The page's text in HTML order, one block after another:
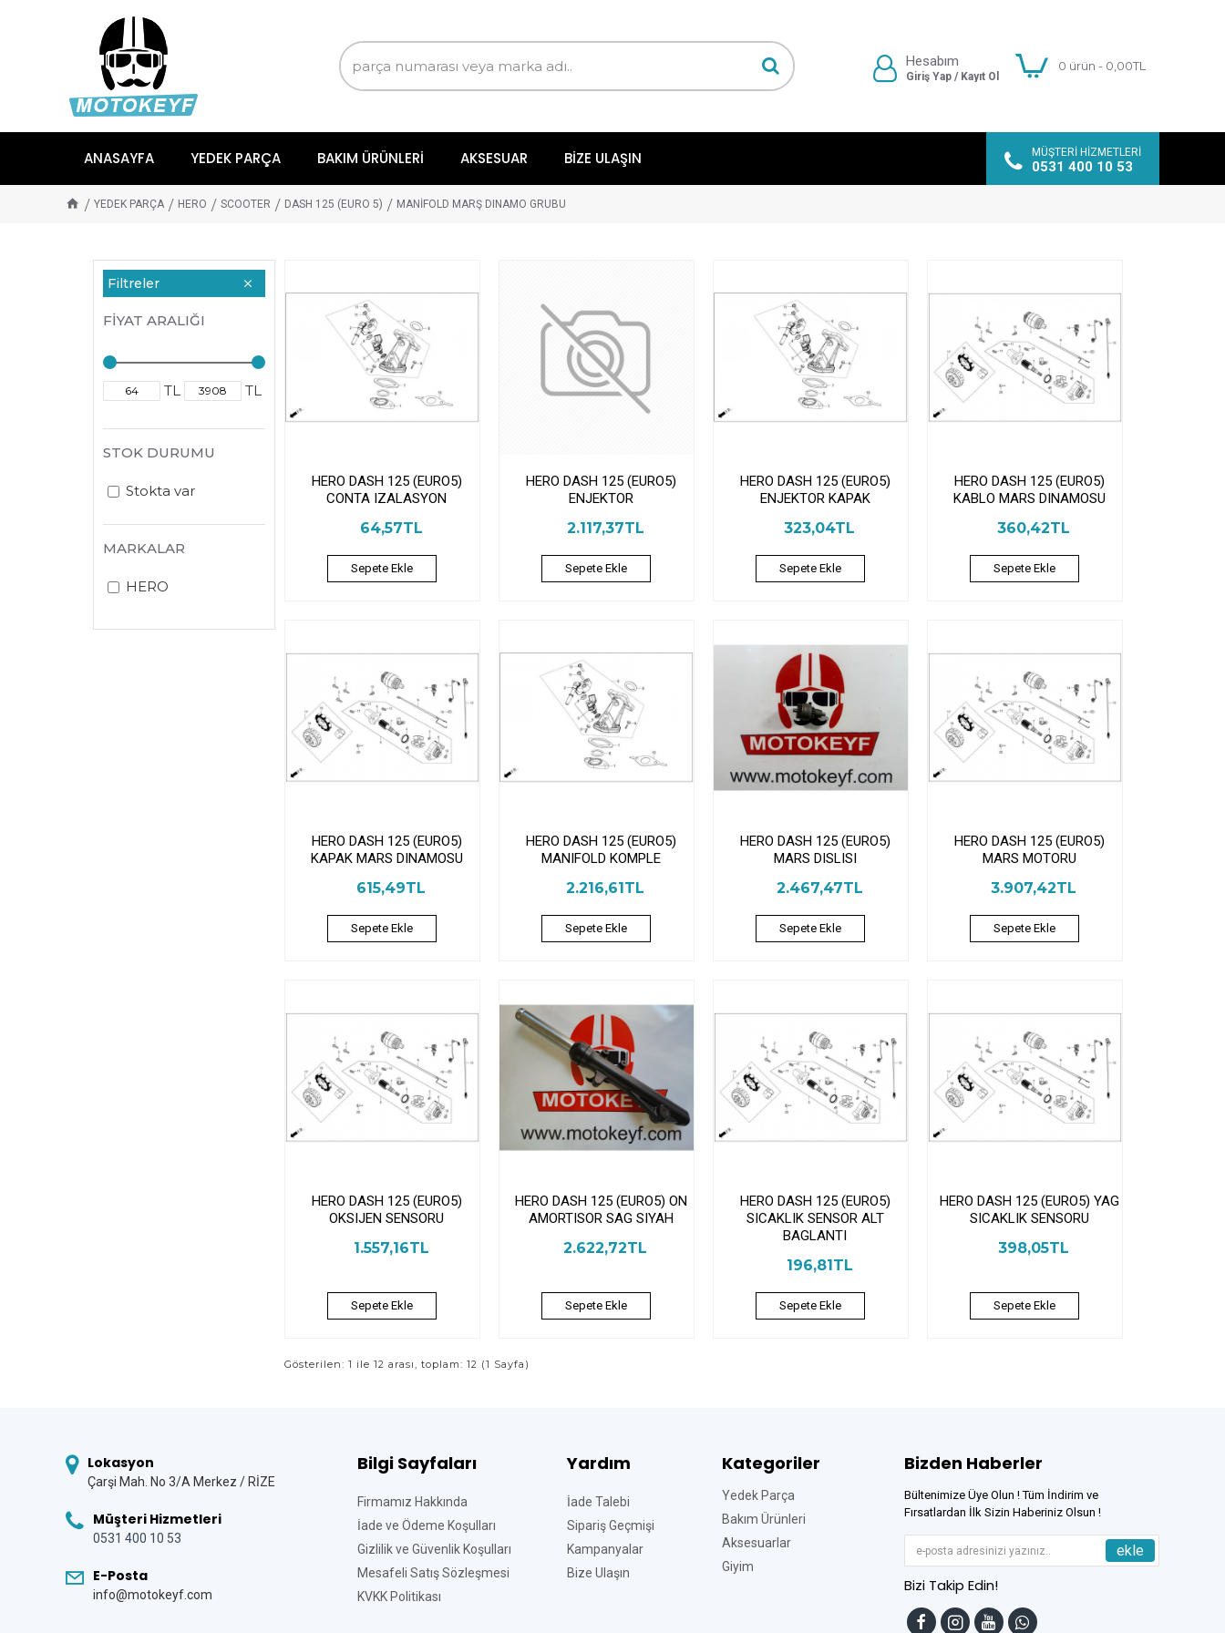
Hesabım
Giriş Yap / Kayıt Ol
0 ürün - 0,00TL
ANASAYFA YEDEK PARÇA BAKIM ÜRÜNLERI AKSESUAR BIZE ULAŞIN MÜŞTERI HIZMETLERI
0531 400 10 53
YEDEK PARÇA HERO SCOOTER DASH 125 (EURO 5) MANİFOLD MARŞ DINAMO GRUBU
Filtreler
FIYAT ARALIĞI
TL TL
MARKALAR
HERO
STOK DURUMU
Stokta var
HERO DASH 125 (EURO5)
CONTA IZALASYON
64,57TL
Sepete Ekle
HERO DASH 125 (EURO5)
ENJEKTOR
2.117,37TL
Sepete Ekle
HERO DASH 125 (EURO5)
ENJEKTOR KAPAK
323,04TL
Sepete Ekle
HERO DASH 125 (EURO5)
KABLO MARS DINAMOSU
360,42TL
Sepete Ekle
HERO DASH 125 (EURO5)
KAPAK MARS DINAMOSU
615,49TL
Sepete Ekle
HERO DASH 125 (EURO5)
MANIFOLD KOMPLE
2.216,61TL
Sepete Ekle
HERO DASH 125 (EURO5)
MARS DISLISI
2.467,47TL
Sepete Ekle
HERO DASH 125 (EURO5)
MARS MOTORU
3.907,42TL
Sepete Ekle
HERO DASH 125 (EURO5)
OKSIJEN SENSORU
1.557,16TL
Sepete Ekle
HERO DASH 125 (EURO5) ON
AMORTISOR SAG SIYAH
2.622,72TL
Sepete Ekle
HERO DASH 125 (EURO5)
SICAKLIK SENSOR ALT
BAGLANTI
196,81TL
Sepete Ekle
HERO DASH 125 (EURO5) YAG
SICAKLIK SENSORU
398,05TL
Sepete Ekle
Gösterilen: 1 ile 12 arası, toplam: 12 (1 Sayfa)
Lokasyon
Çarşi Mah. No 3/A Merkez / RİZE
Müşteri Hizmetleri
0531 400 10 53
E-Posta
info@motokeyf.com
Bilgi Sayfaları
Firmamız Hakkında
İade ve Ödeme Koşulları
Gizlilik ve Güvenlik Koşulları
Mesafeli Satış Sözleşmesi
KVKK Politikası
Yardım
İade Talebi
Sipariş Geçmişi
Kampanyalar
Bize Ulaşın
Kategoriler
Yedek Parça
Bakım Ürünleri
Aksesuarlar
Giyim
Bizden Haberler
Bültenimize Üye Olun ! Tüm İndirim ve
Fırsatlardan İlk Sizin Haberiniz Olsun !
ekle
Bizi Takip Edin!